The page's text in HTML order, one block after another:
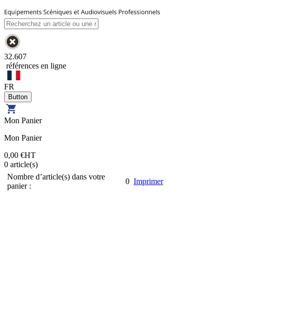
32.607
références en ligne
FR
Mon Panier
Mon Panier
0,00 €HT
0 article(s)
Nombre d’article(s) dans votre
panier :
0 Imprimer